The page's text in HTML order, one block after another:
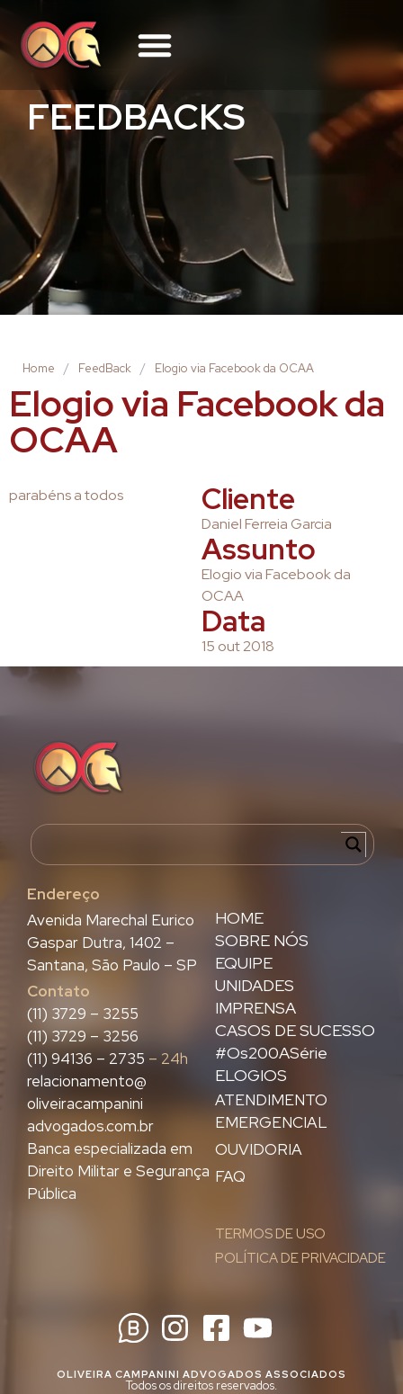
FEEDBACKS
Home / FeedBack / Elogio via Facebook da OCAA
Elogio via Facebook da
OCAA
parabéns a todos Cliente
Daniel Ferreia Garcia
Assunto
Elogio via Facebook da
OCAA
Data
15 out 2018
Endereço
HOME
SOBRE NÓS
EQUIPE
UNIDADES
IMPRENSA
CASOS DE SUCESSO
#Os200ASérie
ELOGIOS
ATENDIMENTO
EMERGENCIAL
OUVIDORIA
FAQ
TERMOS DE USO
POLÍTICA DE PRIVACIDADE
Avenida Marechal Eurico
Gaspar Dutra, 1402 –
Santana, São Paulo – SP
Contato
(11) 3729 – 3255
(11) 3729 – 3256
(11) 94136 – 2735 – 24h
relacionamento@
oliveiracampanini
advogados.com.br
Banca especializada em
Direito Militar e Segurança
Pública
OLIVEIRA CAMPANINI ADVOGADOS ASSOCIADOS
Todos os direitos reservados.